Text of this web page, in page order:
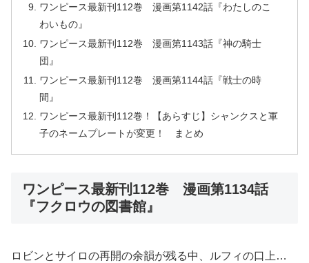
ワンピース最新刊112巻 漫画第1142話『わたしのこ
わいもの』
ワンピース最新刊112巻 漫画第1143話『神の騎士
団』
ワンピース最新刊112巻 漫画第1144話『戦士の時
間』
ワンピース最新刊112巻！【あらすじ】シャンクスと軍
子のネームプレートが変更！ まとめ
ワンピース最新刊112巻 漫画第1134話
『フクロウの図書館』
ロビンとサイロの再開の余韻が残る中、ルフィの口上…